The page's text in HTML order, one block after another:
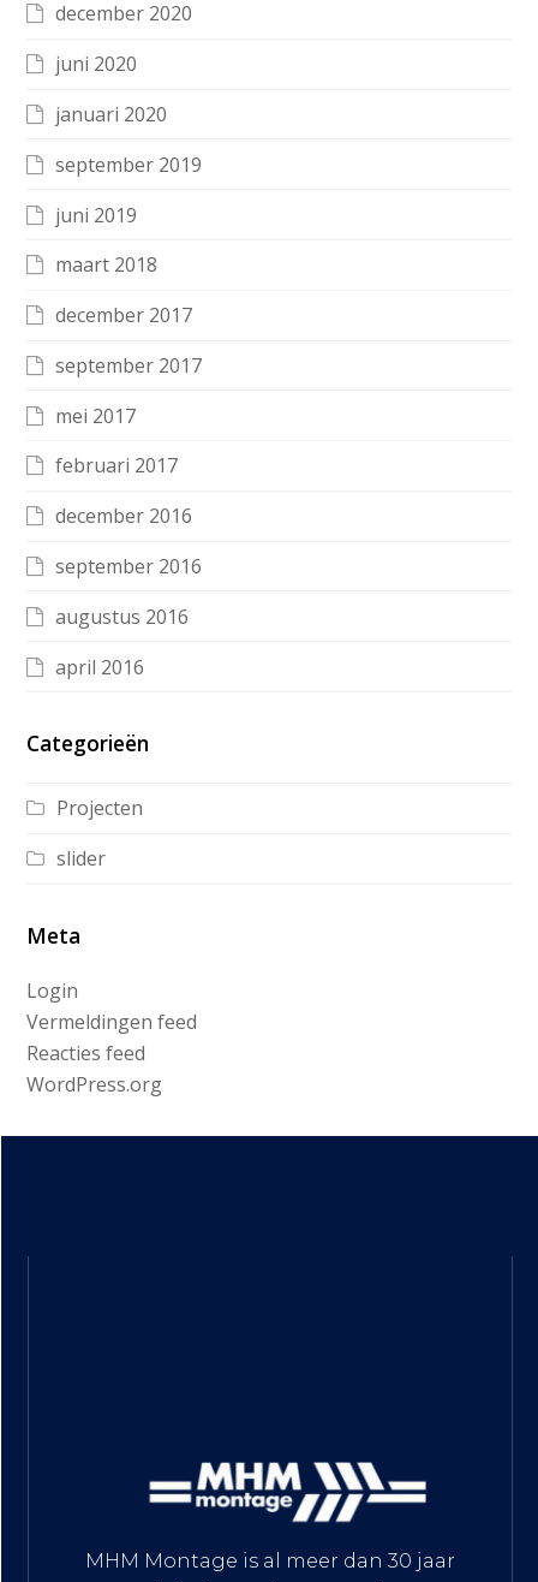
december 2020
juni 2020
januari 2020
september 2019
juni 2019
maart 2018
december 2017
september 2017
mei 2017
februari 2017
december 2016
september 2016
augustus 2016
april 2016
Categorieën
Projecten
slider
Meta
Login
Vermeldingen feed
Reacties feed
WordPress.org
MHM Montage is al meer dan 30 jaar